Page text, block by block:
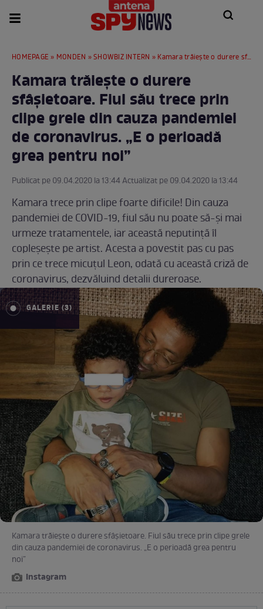
HOMEPAGE » MONDEN »SHOWBIZ INTERN » Kamara trăiește o durere sfâșietoare. Fiul său trece prin clipe grele din cauza pandemiei de coronavirus. „E o perioadă grea pentru noi”
Kamara trăiește o durere
sfâșietoare. Fiul său trece prin
clipe grele din cauza pandemiei
de coronavirus. „E o perioadă
grea pentru noi”
Publicat pe 09.04.2020 la 13:44 Actualizat pe 09.04.2020 la 13:44
Kamara trece prin clipe foarte dificile! Din cauza
pandemiei de COVID-19, fiul său nu poate să-și mai
urmeze tratamentele, iar această neputință îl
copleșește pe artist. Acesta a povestit pas cu pas
prin ce trece micuțul Leon, odată cu această criză de
coronavirus, dezvăluind detalii dureroase.
GALERIE (3)
Kamara trăiește o durere sfâșietoare. Fiul său trece prin clipe grele
din cauza pandemiei de coronavirus. „E o perioadă grea pentru
noi”
Instagram